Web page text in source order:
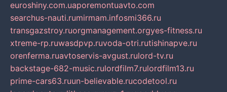
euroshiny.com.uaporemontuavto.com
searchus-nauti.rumirmam.infosmi366.ru
transgazstroy.ruorgmanagement.orgyes-fitness.ru
xtreme-rp.ruwasdpvp.ruvoda-otri.rutishinapve.ru
orenferma.ruavtoservis-avgust.rulord-tv.ru
backstage-682-music.rulordfilm7.rulordfilm13.ru
prime-cars63.ruun-believable.rucodetool.ru